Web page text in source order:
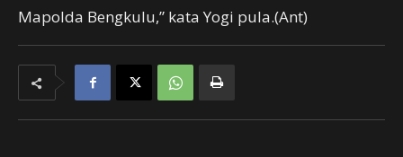
Mapolda Bengkulu,” kata Yogi pula.(Ant)